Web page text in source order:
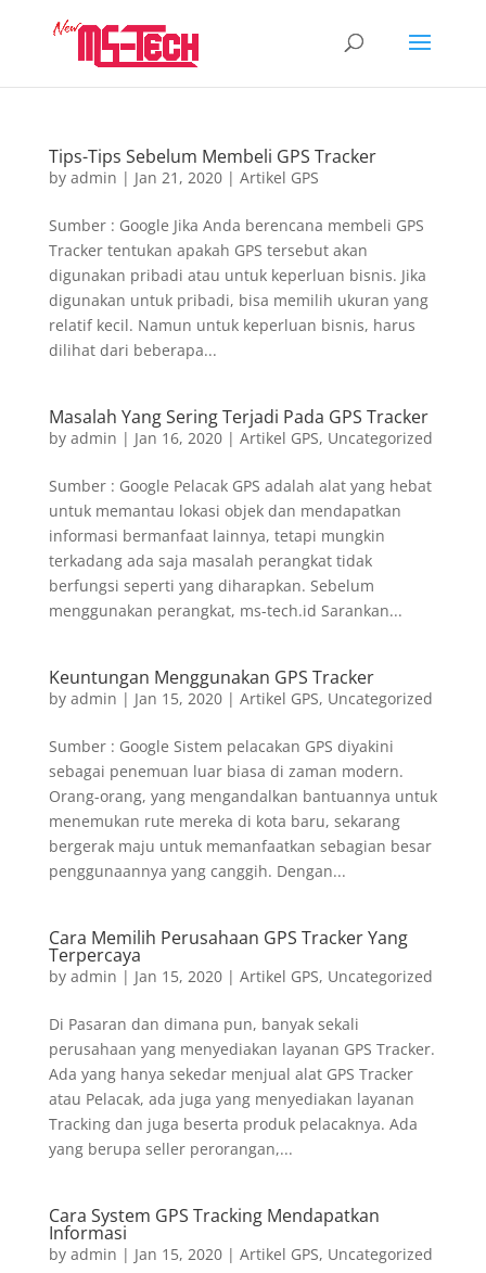
Tips-Tips Sebelum Membeli GPS Tracker
by admin | Jan 21, 2020| Artikel GPS
Sumber : Google Jika Anda berencana membeli GPS
Tracker tentukan apakah GPS tersebut akan
digunakan pribadi atau untuk keperluan bisnis. Jika
digunakan untuk pribadi, bisa memilih ukuran yang
relatif kecil. Namun untuk keperluan bisnis, harus
dilihat dari beberapa...
Masalah Yang Sering Terjadi Pada GPS Tracker
by admin | Jan 16, 2020| Artikel GPS, Uncategorized
Sumber : Google Pelacak GPS adalah alat yang hebat
untuk memantau lokasi objek dan mendapatkan
informasi bermanfaat lainnya, tetapi mungkin
terkadang ada saja masalah perangkat tidak
berfungsi seperti yang diharapkan. Sebelum
menggunakan perangkat, ms-tech.id Sarankan...
Keuntungan Menggunakan GPS Tracker
by admin | Jan 15, 2020| Artikel GPS, Uncategorized
Sumber : Google Sistem pelacakan GPS diyakini
sebagai penemuan luar biasa di zaman modern.
Orang-orang, yang mengandalkan bantuannya untuk
menemukan rute mereka di kota baru, sekarang
bergerak maju untuk memanfaatkan sebagian besar
penggunaannya yang canggih. Dengan...
Cara Memilih Perusahaan GPS Tracker Yang
Terpercaya
by admin | Jan 15, 2020| Artikel GPS, Uncategorized
Di Pasaran dan dimana pun, banyak sekali
perusahaan yang menyediakan layanan GPS Tracker.
Ada yang hanya sekedar menjual alat GPS Tracker
atau Pelacak, ada juga yang menyediakan layanan
Tracking dan juga beserta produk pelacaknya. Ada
yang berupa seller perorangan,...
Cara System GPS Tracking Mendapatkan
Informasi
by admin | Jan 15, 2020| Artikel GPS, Uncategorized